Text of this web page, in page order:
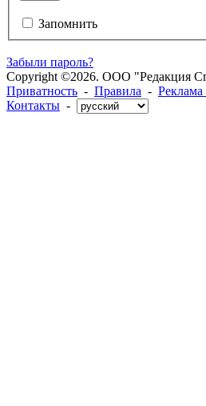
Запомнить
Забыли пароль?
Copyright ©2026. ООО "Редакция
Приватность - Правила - Реклама
Контакты -